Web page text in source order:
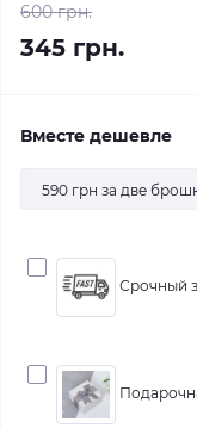
600 грн.
345 грн.
Вместе дешевле
590 грн за две
Срочный